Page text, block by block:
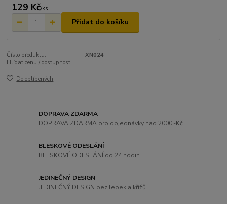
129 Kč/ks
Přidat do košíku
Číslo produktu:
XN024
Hlídat cenu / dostupnost
Do oblíbených
DOPRAVA ZDARMA
DOPRAVA ZDARMA pro objednávky nad 2000,-Kč
BLESKOVÉ ODESLÁNÍ
BLESKOVÉ ODESLÁNÍ do 24 hodin
JEDINEČNÝ DESIGN
JEDINEČNÝ DESIGN bez lebek a křížů